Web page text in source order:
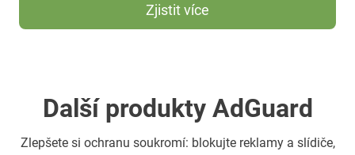
Zjistit více
Další produkty AdGuard
Zlepšete si ochranu soukromí: blokujte reklamy a slídiče,